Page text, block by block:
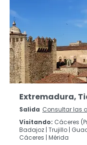
Extremadura,
Salida Consultar las
Visitando: Cáceres
Badajoz | Trujillo |
Cáceres‎ | Mérida